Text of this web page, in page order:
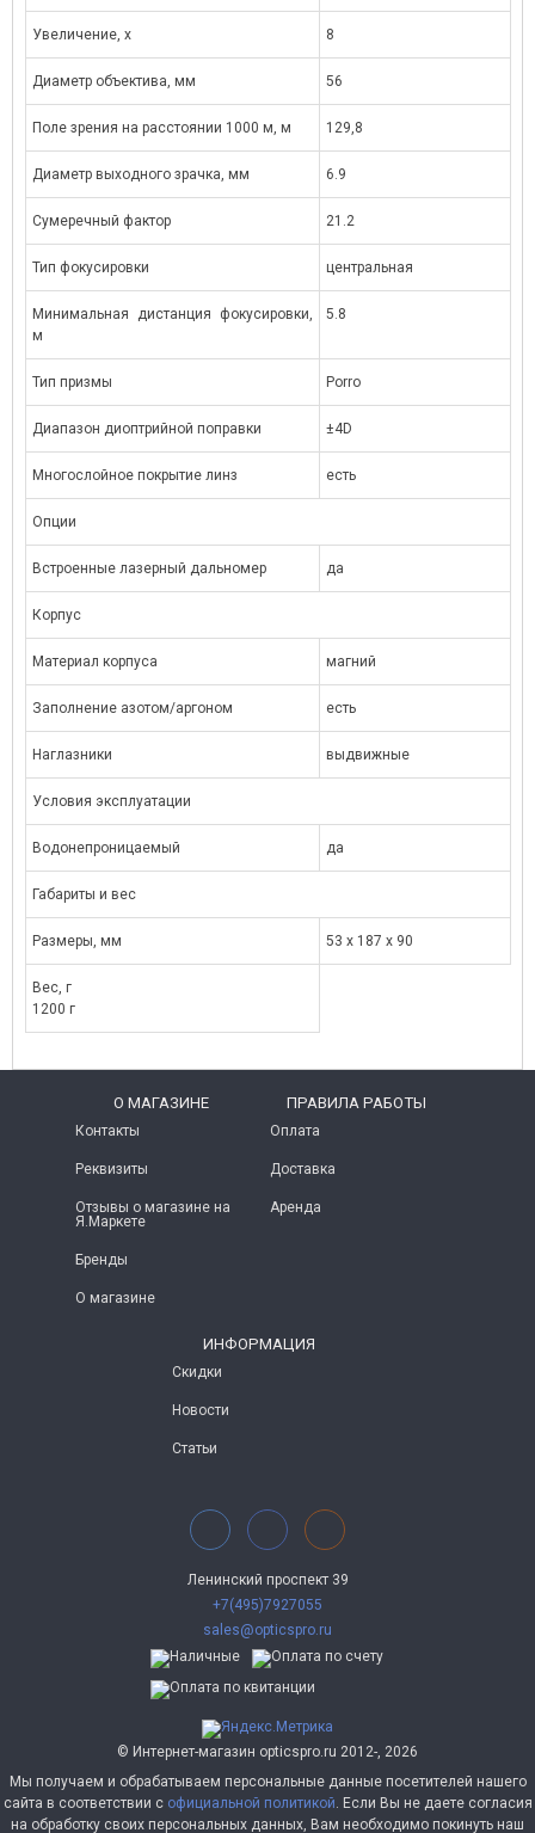
Увеличение, x 8
Диаметр объектива, мм 56
Поле зрения на расстоянии 1000 м, м 129,8
Диаметр выходного зрачка, мм 6.9
Сумеречный фактор 21.2
Тип фокусировки центральная
Минимальная дистанция фокусировки,
м
5.8
Тип призмы Porro
Диапазон диоптрийной поправки ±4D
Многослойное покрытие линз есть
Опции
Встроенные лазерный дальномер да
Корпус
Материал корпуса магний
Заполнение азотом/аргоном есть
Наглазники выдвижные
Условия эксплуатации
Водонепроницаемый да
Габариты и вес
Размеры, мм 53 x 187 x 90
Вес, г
1200 г
O МАГАЗИНЕ
Контакты
Реквизиты
Отзывы о магазине на
Я.Маркете
Бренды
О магазине
ПРАВИЛА РАБОТЫ
Оплата
Доставка
Аренда
ИНФОРМАЦИЯ
Скидки
Новости
Статьи
Ленинский проспект 39
+7(495)7927055
sales@opticspro.ru
© Интернет-магазин opticspro.ru 2012-, 2026
Мы получаем и обрабатываем персональные данные посетителей нашего
сайта в соответствии с официальной политикой. Если Вы не даете согласия
на обработку своих персональных данных, Вам необходимо покинуть наш